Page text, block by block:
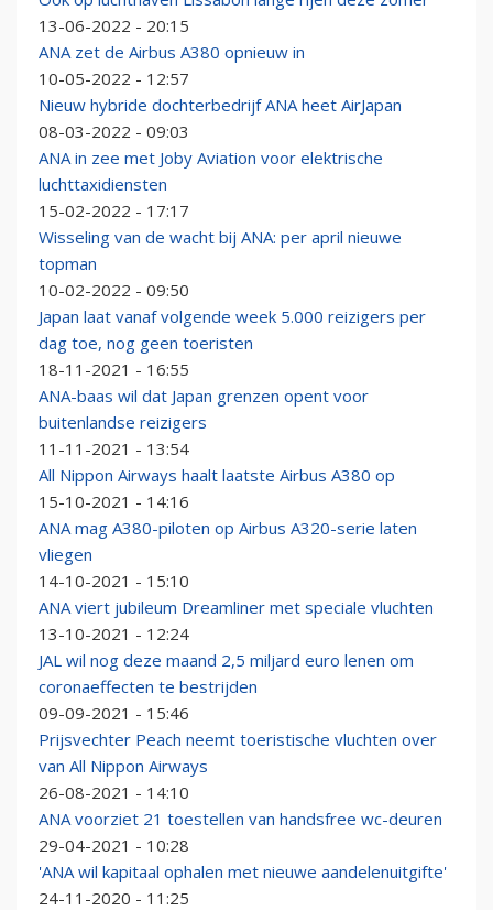
13-06-2022 - 20:15
ANA zet de Airbus A380 opnieuw in
10-05-2022 - 12:57
Nieuw hybride dochterbedrijf ANA heet AirJapan
08-03-2022 - 09:03
ANA in zee met Joby Aviation voor elektrische
luchttaxidiensten
15-02-2022 - 17:17
Wisseling van de wacht bij ANA: per april nieuwe
topman
10-02-2022 - 09:50
Japan laat vanaf volgende week 5.000 reizigers per
dag toe, nog geen toeristen
18-11-2021 - 16:55
ANA-baas wil dat Japan grenzen opent voor
buitenlandse reizigers
11-11-2021 - 13:54
All Nippon Airways haalt laatste Airbus A380 op
15-10-2021 - 14:16
ANA mag A380-piloten op Airbus A320-serie laten
vliegen
14-10-2021 - 15:10
ANA viert jubileum Dreamliner met speciale vluchten
13-10-2021 - 12:24
JAL wil nog deze maand 2,5 miljard euro lenen om
coronaeffecten te bestrijden
09-09-2021 - 15:46
Prijsvechter Peach neemt toeristische vluchten over
van All Nippon Airways
26-08-2021 - 14:10
ANA voorziet 21 toestellen van handsfree wc-deuren
29-04-2021 - 10:28
'ANA wil kapitaal ophalen met nieuwe aandelenuitgifte'
24-11-2020 - 11:25